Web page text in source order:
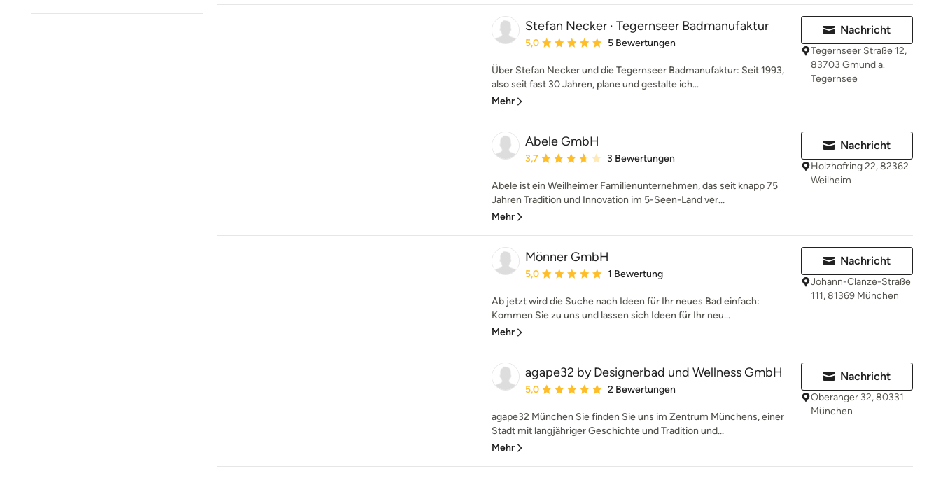
Stefan Necker · Tegernseer Badmanufaktur
Durchschnittliche Bewertung: 5 von 5 Sternen
5,0 5 Bewertungen
Über Stefan Necker und die Tegernseer Badmanufaktur: Seit 1993,
also seit fast 30 Jahren, plane und gestalte ich...
Mehr
Nachricht
Tegernseer Straße 12,
83703 Gmund a.
Tegernsee
Abele GmbH
Durchschnittliche Bewertung: 3.7 von 5 Sternen
3,7 3 Bewertungen
Abele ist ein Weilheimer Familienunternehmen, das seit knapp 75
Jahren Tradition und Innovation im 5-Seen-Land ver...
Mehr
Nachricht
Holzhofring 22, 82362
Weilheim
Mönner GmbH
Durchschnittliche Bewertung: 5 von 5 Sternen
5,0 1 Bewertung
Ab jetzt wird die Suche nach Ideen für Ihr neues Bad einfach:
Kommen Sie zu uns und lassen sich Ideen für Ihr neu...
Mehr
Nachricht
Johann-Clanze-Straße
111, 81369 München
agape32 by Designerbad und Wellness GmbH
Durchschnittliche Bewertung: 5 von 5 Sternen
5,0 2 Bewertungen
agape32 München Sie finden Sie uns im Zentrum Münchens, einer
Stadt mit langjähriger Geschichte und Tradition und...
Mehr
Nachricht
Oberanger 32, 80331
München